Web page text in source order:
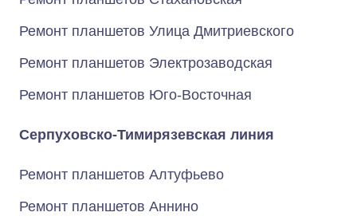
Ремонт планшетов Улица Дмитриевского
Ремонт планшетов Электрозаводская
Ремонт планшетов Юго-Восточная
Серпуховско-Тимирязевская линия
Ремонт планшетов Алтуфьево
Ремонт планшетов Аннино